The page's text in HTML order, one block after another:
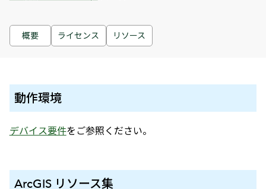
概要 ライセンス リソース
動作環境
デバイス要件をご参照ください。
ArcGIS リソース集